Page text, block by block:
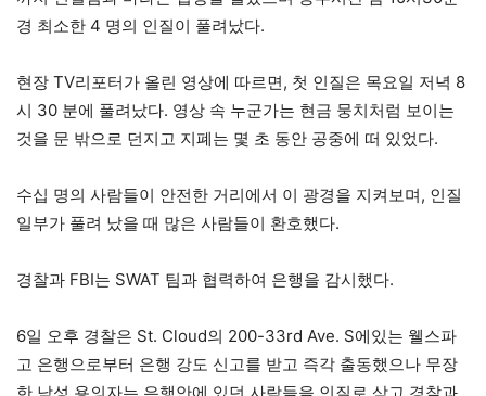
경 최소한 4 명의 인질이 풀려났다.
현장 TV리포터가 올린 영상에 따르면, 첫 인질은 목요일 저녁 8
시 30 분에 풀려났다. 영상 속 누군가는 현금 뭉치처럼 보이는
것을 문 밖으로 던지고 지폐는 몇 초 동안 공중에 떠 있었다.
수십 명의 사람들이 안전한 거리에서 이 광경을 지켜보며, 인질
일부가 풀려 났을 때 많은 사람들이 환호했다.
경찰과 FBI는 SWAT 팀과 협력하여 은행을 감시했다.
6일 오후 경찰은 St. Cloud의 200-33rd Ave. S에있는 웰스파
고 은행으로부터 은행 강도 신고를 받고 즉각 출동했으나 무장